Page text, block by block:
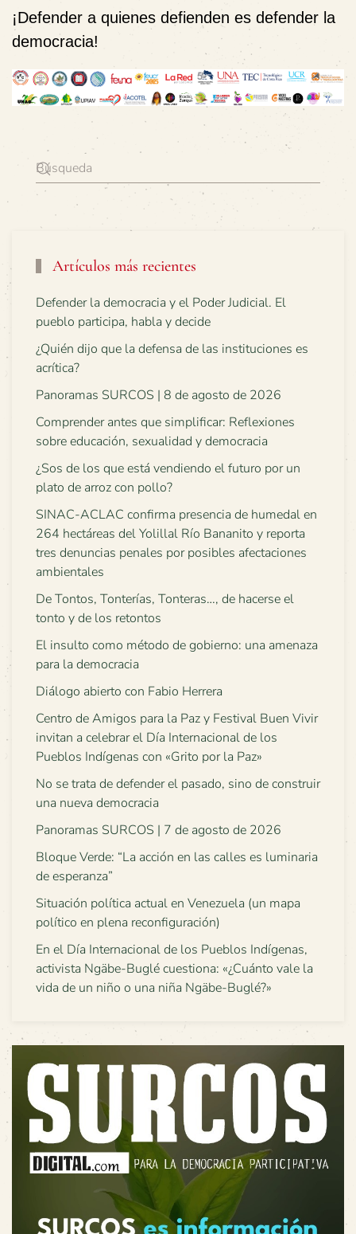
¡Defender a quienes defienden es defender la
democracia!
Artículos más recientes
Defender la democracia y el Poder Judicial. El
pueblo participa, habla y decide
¿Quién dijo que la defensa de las instituciones es
acrítica?
Panoramas SURCOS | 8 de agosto de 2026
Comprender antes que simplificar: Reflexiones
sobre educación, sexualidad y democracia
¿Sos de los que está vendiendo el futuro por un
plato de arroz con pollo?
SINAC-ACLAC confirma presencia de humedal en
264 hectáreas del Yolillal Río Bananito y reporta
tres denuncias penales por posibles afectaciones
ambientales
De Tontos, Tonterías, Tonteras…, de hacerse el
tonto y de los retontos
El insulto como método de gobierno: una amenaza
para la democracia
Diálogo abierto con Fabio Herrera
Centro de Amigos para la Paz y Festival Buen Vivir
invitan a celebrar el Día Internacional de los
Pueblos Indígenas con «Grito por la Paz»
No se trata de defender el pasado, sino de construir
una nueva democracia
Panoramas SURCOS | 7 de agosto de 2026
Bloque Verde: “La acción en las calles es luminaria
de esperanza”
Situación política actual en Venezuela (un mapa
político en plena reconfiguración)
En el Día Internacional de los Pueblos Indígenas,
activista Ngäbe-Buglé cuestiona: «¿Cuánto vale la
vida de un niño o una niña Ngäbe-Buglé?»